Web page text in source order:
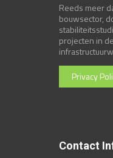
Reeds meer
bouwsector,
projecten in
Privacy
Contact